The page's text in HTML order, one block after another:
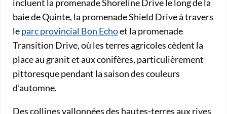
incluent la promenade Shoreline Drive le long de la
baie de Quinte, la promenade Shield Drive à travers
leparc provincial Bon Echoet la promenade
Transition Drive, où les terres agricoles cèdent la
place au granit et aux conifères, particulièrement
pittoresque pendant la saison des couleurs
d’automne.
Des collines vallonnées des hautes-terres aux rives